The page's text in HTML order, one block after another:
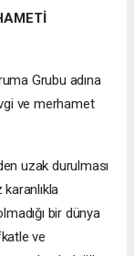
Grubu adına
ve merhamet
uzak durulması
bir dünya
ve